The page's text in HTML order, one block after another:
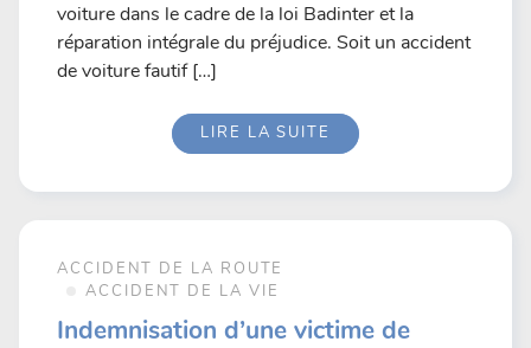
voiture dans le cadre de la loi Badinter et la
réparation intégrale du préjudice. Soit un accident
de voiture fautif […]
LIRE LA SUITE
ACCIDENT DE LA ROUTE
ACCIDENT DE LA VIE
Indemnisation d’une victime de